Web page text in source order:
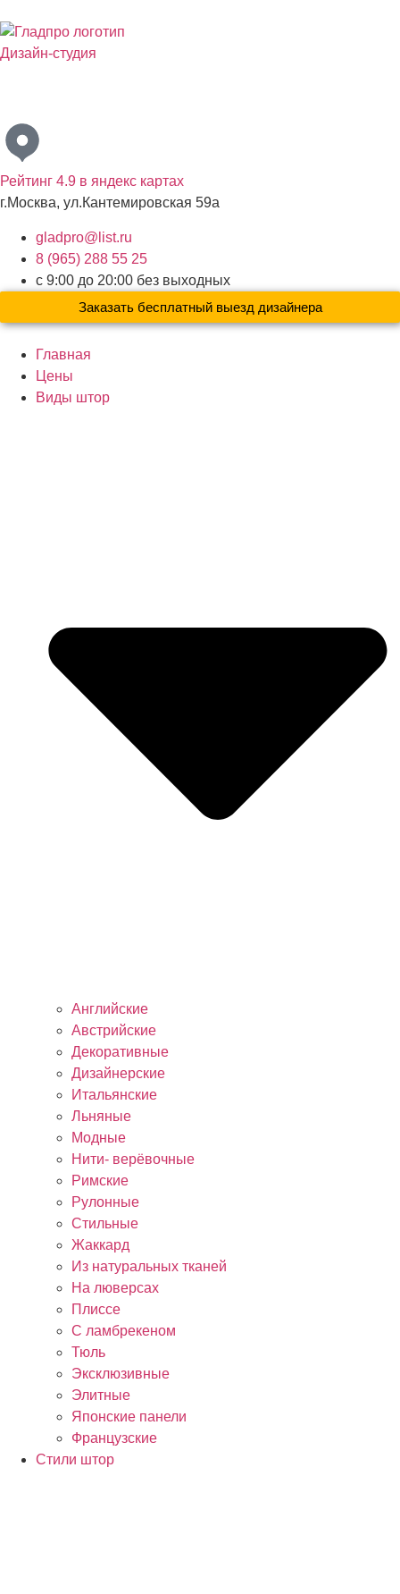
Дизайн-студия
Рейтинг 4.9 в яндекс картах
г.Москва, ул.Кантемировская 59а
gladpro@list.ru
8 (965) 288 55 25
с 9:00 до 20:00 без выходных
Заказать бесплатный выезд дизайнера
Главная
Цены
Виды штор
Английские
Австрийские
Декоративные
Дизайнерские
Итальянские
Льняные
Модные
Нити- верёвочные
Римские
Рулонные
Стильные
Жаккард
Из натуральных тканей
На люверсах
Плиссе
С ламбрекеном
Тюль
Эксклюзивные
Элитные
Японские панели
Французские
Стили штор